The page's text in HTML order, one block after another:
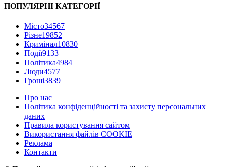
ПОПУЛЯРНІ КАТЕГОРІЇ
Місто34567
Різне19852
Кримінал10830
Події9133
Політика4984
Люди4577
Гроші3839
Про нас
Політика конфіденційності та захисту персональних
даних
Правила користування сайтом
Використання файлів COOKIE
Реклама
Контакти